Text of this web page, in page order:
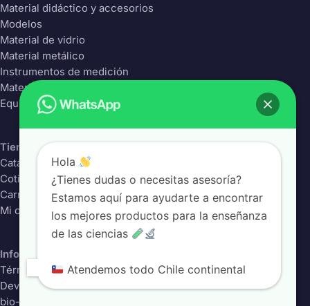
Material didáctico y accesorios
Modelos
Material de vidrio
Material metálico
Instrumentos de medición
Material Plástico
Equipos de laboratorio
Tienda
Catálogo completo
Cotizador
Carrito
Mi cuenta
Información
Términos y condiciones
Devoluciones
bio-class.com
Hola
¿Tienes dudas o necesitas asesoría?
Estamos aquí para ayudarte a encontrar
los mejores productos para la enseñanza
de las ciencias
Atendemos todo Chile continental